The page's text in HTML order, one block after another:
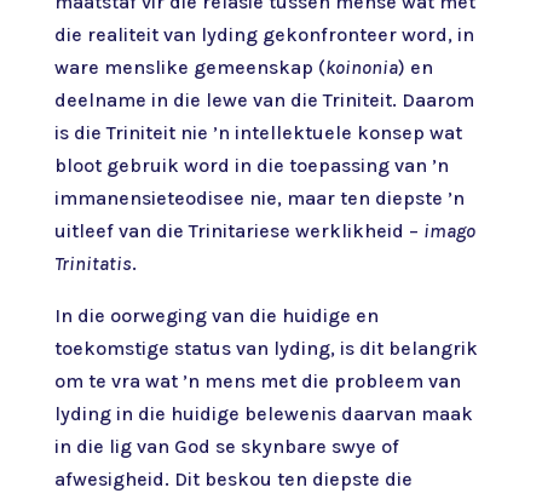
die realiteit van lyding gekonfronteer word, in
ware menslike gemeenskap (koinonia) en
deelname in die lewe van die Triniteit. Daarom
is die Triniteit nie ’n intellektuele konsep wat
bloot gebruik word in die toepassing van ’n
immanensieteodisee nie, maar ten diepste ’n
uitleef van die Trinitariese werklikheid – imago
Trinitatis.
In die oorweging van die huidige en
toekomstige status van lyding, is dit belangrik
om te vra wat ’n mens met die probleem van
lyding in die huidige belewenis daarvan maak
in die lig van God se skynbare swye of
afwesigheid. Dit beskou ten diepste die